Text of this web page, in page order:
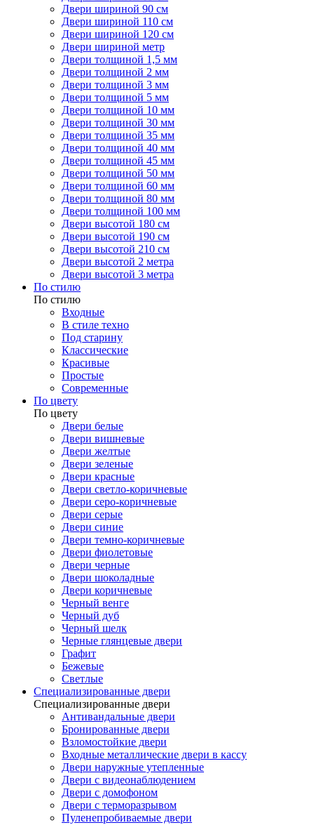
Двери шириной 90 см
Двери шириной 110 см
Двери шириной 120 см
Двери шириной метр
Двери толщиной 1,5 мм
Двери толщиной 2 мм
Двери толщиной 3 мм
Двери толщиной 5 мм
Двери толщиной 10 мм
Двери толщиной 30 мм
Двери толщиной 35 мм
Двери толщиной 40 мм
Двери толщиной 45 мм
Двери толщиной 50 мм
Двери толщиной 60 мм
Двери толщиной 80 мм
Двери толщиной 100 мм
Двери высотой 180 см
Двери высотой 190 см
Двери высотой 210 см
Двери высотой 2 метра
Двери высотой 3 метра
По стилю
По стилю
Входные
В стиле техно
Под старину
Классические
Красивые
Простые
Современные
По цвету
По цвету
Двери белые
Двери вишневые
Двери желтые
Двери зеленые
Двери красные
Двери светло-коричневые
Двери серо-коричневые
Двери серые
Двери синие
Двери темно-коричневые
Двери фиолетовые
Двери черные
Двери шоколадные
Двери коричневые
Черный венге
Черный дуб
Черный шелк
Черные глянцевые двери
Графит
Бежевые
Светлые
Специализированные двери
Специализированные двери
Антивандальные двери
Бронированные двери
Взломостойкие двери
Входные металлические двери в кассу
Двери наружные утепленные
Двери с видеонаблюдением
Двери с домофоном
Двери с терморазрывом
Пуленепробиваемые двери